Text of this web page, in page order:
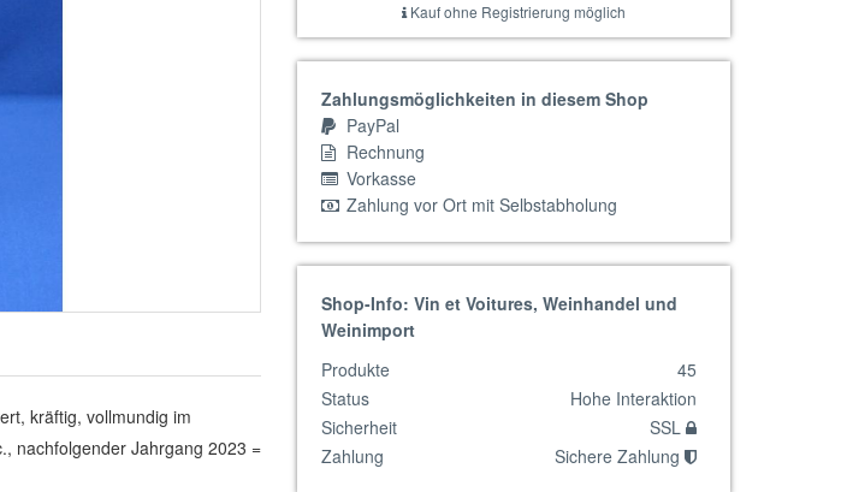
kräftig, vollmundig im
nachfolgender Jahrgang 2023 =
Kauf ohne Registrierung möglich
Zahlungsmöglichkeiten in diesem Shop
PayPal
Rechnung
Vorkasse
Zahlung vor Ort mit Selbstabholung
Shop-Info: Vin et Voitures, Weinhandel und
Weinimport
Produkte
45
Status
Hohe Interaktion
Sicherheit
SSL
Zahlung
Sichere Zahlung